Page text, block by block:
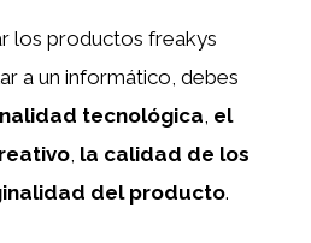
los productos freakys
a un informático, debes
tecnológica, el
, la calidad de los
del producto.